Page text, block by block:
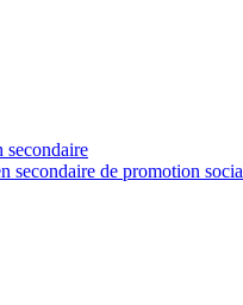
secondaire
secondaire de promotion